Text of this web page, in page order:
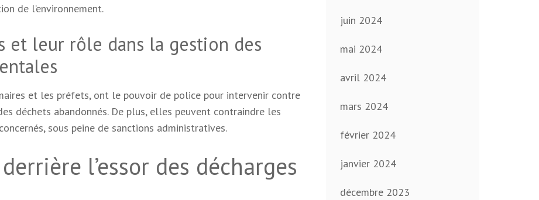
de l’environnement.
et leur rôle dans la gestion des
et les préfets, ont le pouvoir de police pour intervenir contre
déchets abandonnés. De plus, elles peuvent contraindre les
sous peine de sanctions administratives.
l’essor des décharges
juin 2024
mai 2024
avril 2024
mars 2024
février 2024
janvier 2024
décembre 2023